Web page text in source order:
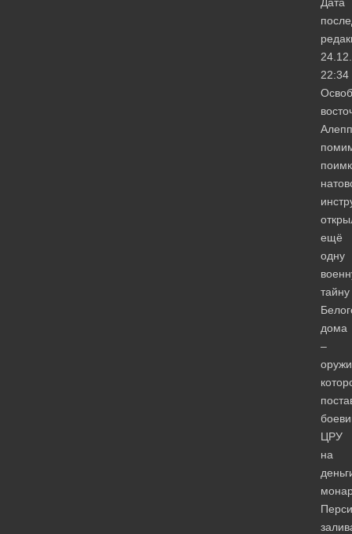
22:34
ещё
одну
тайну
дома
–
ЦРУ
на